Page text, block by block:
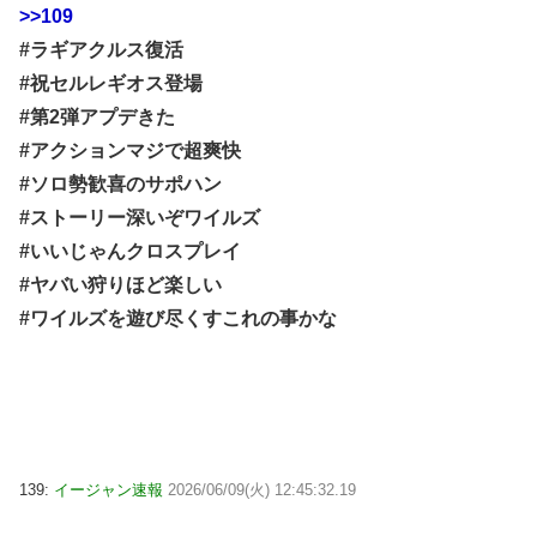
>>109
#ラギアクルス復活
#祝セルレギオス登場
#第2弾アプデきた
#アクションマジで超爽快
#ソロ勢歓喜のサポハン
#ストーリー深いぞワイルズ
#いいじゃんクロスプレイ
#ヤバい狩りほど楽しい
#ワイルズを遊び尽くすこれの事かな
139: イージャン速報 2026/06/09(火) 12:45:32.19